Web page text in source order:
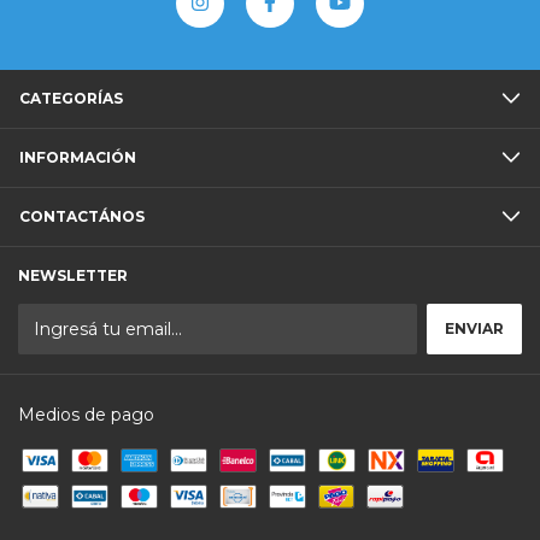
CATEGORÍAS
INFORMACIÓN
CONTACTÁNOS
NEWSLETTER
Medios de pago